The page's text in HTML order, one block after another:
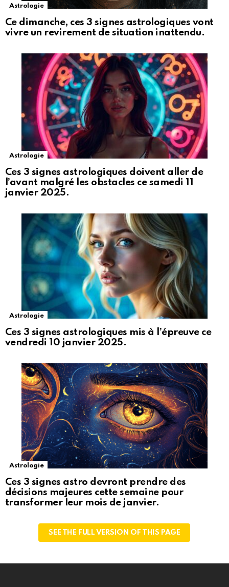
Astrologie
Ce dimanche, ces 3 signes astrologiques vont
vivre un revirement de situation inattendu.
Astrologie
Ces 3 signes astrologiques doivent aller de
l’avant malgré les obstacles ce samedi 11
janvier 2025.
Astrologie
Ces 3 signes astrologiques mis à l’épreuve ce
vendredi 10 janvier 2025.
Astrologie
Ces 3 signes astro devront prendre des
décisions majeures cette semaine pour
transformer leur mois de janvier.
SEE THE FULL VERSION OF THIS PAGE